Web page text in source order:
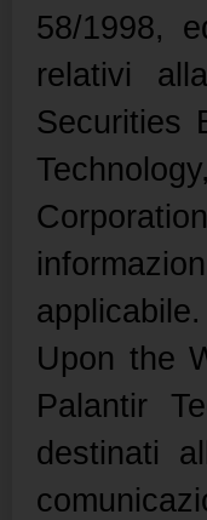
58/1998,
relativi
Securities
Upon the
Palantir
destinati